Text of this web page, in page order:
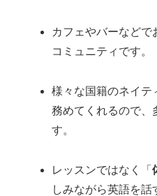
カフェやバーなどで
コミュニティです。
様々な国籍のネイテ
務めてくれるので、
す。
レッスンではなく「
しみながら英語を話